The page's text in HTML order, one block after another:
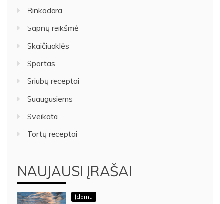
Rinkodara
Sapnų reikšmė
Skaičiuoklės
Sportas
Sriubų receptai
Suaugusiems
Sveikata
Tortų receptai
NAUJAUSI ĮRAŠAI
Įdomu